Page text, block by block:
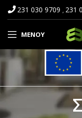
231 030 9709 , 231
ΜΕΝΟΎ